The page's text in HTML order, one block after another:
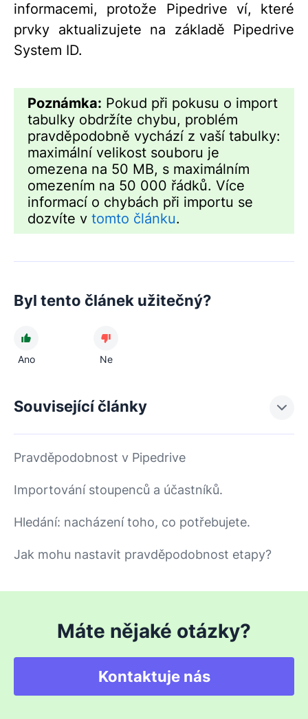
informacemi, protože Pipedrive ví, které
prvky aktualizujete na základě Pipedrive
System ID.
Poznámka: Pokud při pokusu o import
tabulky obdržíte chybu, problém
pravděpodobně vychází z vaší tabulky:
maximální velikost souboru je
omezena na 50 MB, s maximálním
omezením na 50 000 řádků. Více
informací o chybách při importu se
dozvíte v tomto článku.
Byl tento článek užitečný?
Ano Ne
Související články
Pravděpodobnost v Pipedrive
Importování stoupenců a účastníků.
Hledání: nacházení toho, co potřebujete.
Jak mohu nastavit pravděpodobnost etapy?
Máte nějaké otázky?
Kontaktuje nás